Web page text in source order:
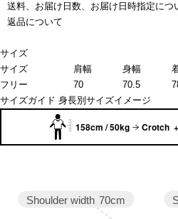
送料、お届け日数、お届け日時指定につ
返品について
サイズ
サイズ
肩幅 身幅
フリー
70 70.5
サイズガイド 身長別サイズイメージ
158cm / 50kg Crotch
Shoulder width 70cm